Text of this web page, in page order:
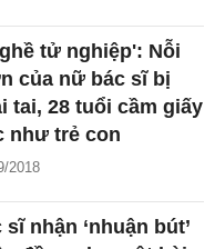
tử nghiệp': Nỗi
của nữ bác sĩ bị
tai, 28 tuổi cầm giấy
như trẻ con
2018
nhận ‘nhuận bút’